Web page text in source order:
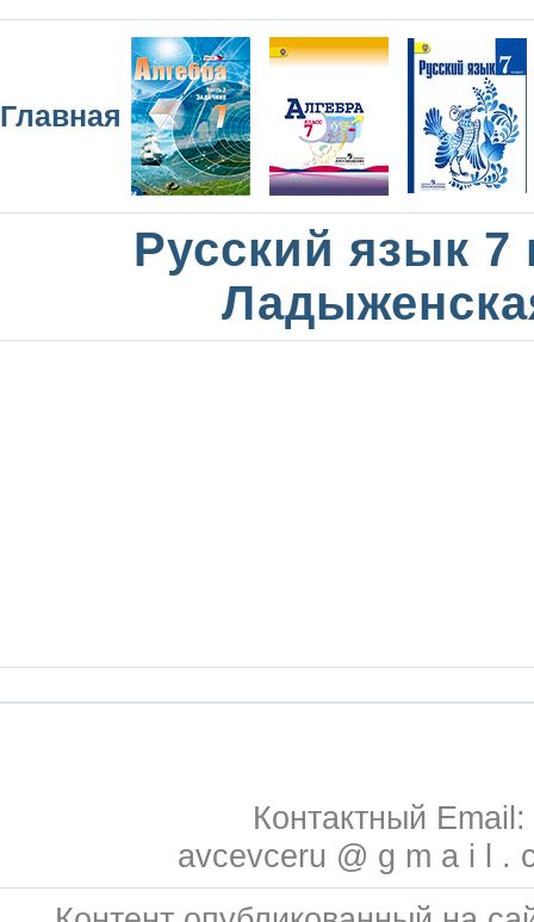
Главная
Русский язык 7
Контактный Email:
avcevceru @ g m a i l .